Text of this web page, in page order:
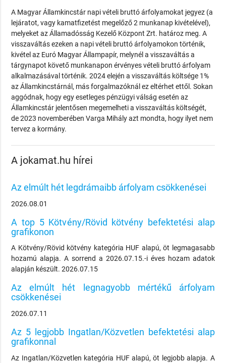
A Magyar Államkincstár napi vételi bruttó árfolyamokat jegyez (a
lejáratot, vagy kamatfizetést megelőző 2 munkanap kivételével),
melyeket az Államadósság Kezelő Központ Zrt. határoz meg. A
visszaváltás ezeken a napi vételi bruttó árfolyamokon történik,
kivétel az Euró Magyar Állampapír, melynél a visszaváltás a
tárgynapot követő munkanapon érvényes vételi bruttó árfolyam
alkalmazásával történik. 2024 elején a visszaváltás költsége 1%
az Államkincstárnál, más forgalmazóknál ez eltérhet ettől. Sokan
aggódnak, hogy egy esetleges pénzügyi válság esetén az
Államkincstár jelentősen megemelheti a visszaváltás költségét,
de 2023 novemberében Varga Mihály azt mondta, hogy ilyet nem
tervez a kormány.
A jokamat.hu hírei
Az elmúlt hét legdrámaibb árfolyam csökkenései
2026.08.01
A top 5 Kötvény/Rövid kötvény befektetési alap
grafikonon
A Kötvény/Rövid kötvény kategória HUF alapú, öt legmagasabb
hozamú alapja. A sorrend a 2026.07.15.-i éves hozam adatok
alapján készült. 2026.07.15
Az elmúlt hét legnagyobb mértékű árfolyam
csökkenései
2026.07.11
Az 5 legjobb Ingatlan/Közvetlen befektetési alap
grafikonnal
Az Ingatlan/Közvetlen kategória HUF alapú, öt legjobb alapja. A